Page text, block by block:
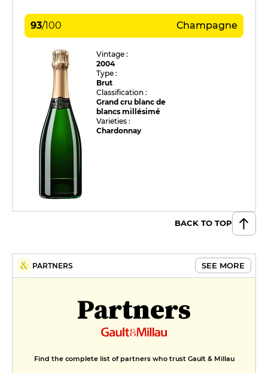
93/100 Champagne
Vintage :
2004
Type :
Brut
Classification :
Grand cru blanc de
blancs millésimé
Varieties :
Chardonnay
BACK TO TOP
PARTNERS SEE MORE
Partners
Find the complete list of partners who trust Gault & Millau